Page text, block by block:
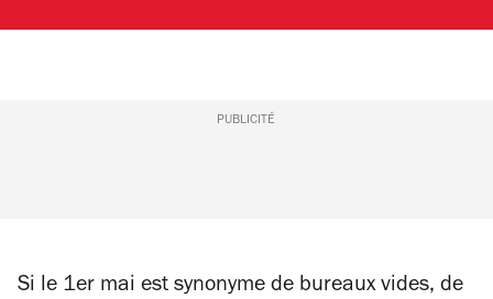
PUBLICITÉ
Si le 1er mai est synonyme de bureaux vides, de